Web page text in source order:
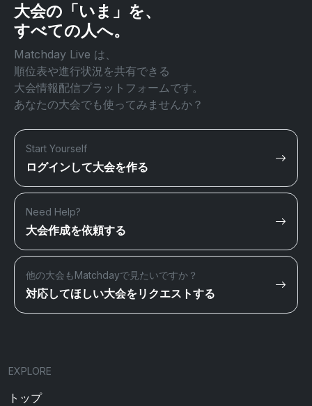
大会の「いま」を、
すべての人へ。
Matchday Live は、
順位表や進行状況を共有できる
大会情報配信プラットフォームです。
あなたの大会でも使ってみませんか？
Start Yourself
ログインして大会を作る
Need Help?
大会作成を依頼する
他の大会もMatchdayで見たいですか？
対応してほしい大会をリクエストする
EXPLORE
トップ